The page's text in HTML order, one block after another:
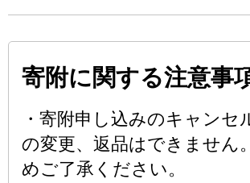
寄附に関する注意事
・寄附申し込みのキャンセ
の変更、返品はできません
めご了承ください。